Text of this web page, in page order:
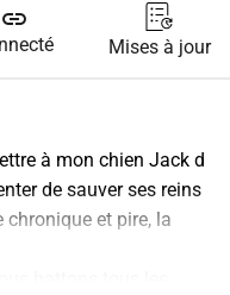
link
Mises à jour
à mon chien Jack d
de sauver ses reins
et pire, la